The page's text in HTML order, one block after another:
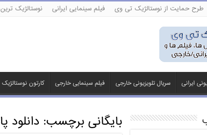
طرح حمایت از نوستالژیک تی وی فیلم سینمایی ایرانی نوستالژیک
ایرانی سریال تلویزیونی خارجی فیلم سینمایی خارجی کارتون نوستالژیک
بایگانی برچسب: دانلود